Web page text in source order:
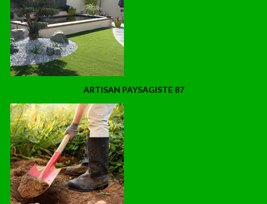
ARTISAN PAYSAGISTE 87